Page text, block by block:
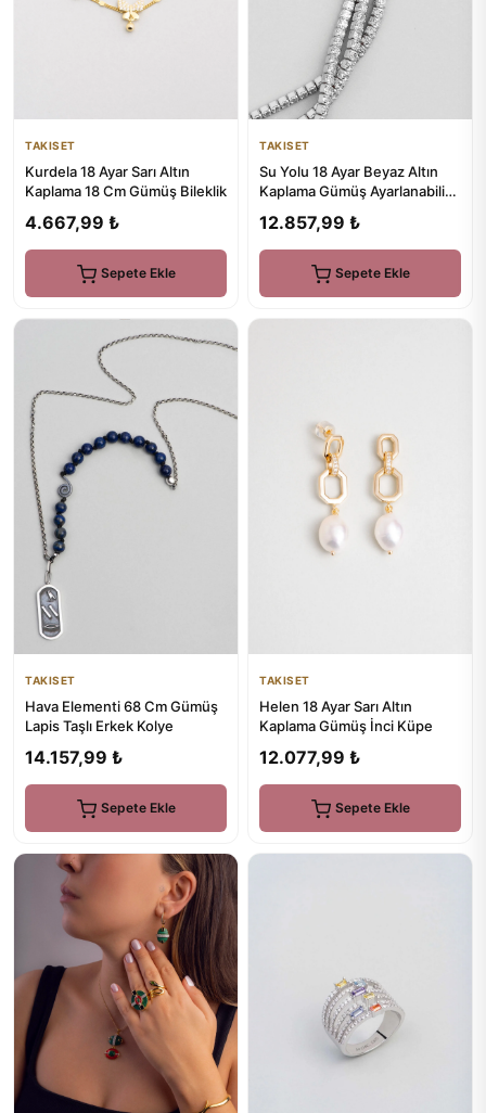
TAKISET
Kurdela 18 Ayar Sarı Altın
Kaplama 18 Cm Gümüş Bileklik
4.667,99 ₺
Sepete Ekle
TAKISET
Su Yolu 18 Ayar Beyaz Altın
Kaplama Gümüş Ayarlanabilir
12.857,99 ₺
Sepete Ekle
TAKISET
Hava Elementi 68 Cm Gümüş
Lapis Taşlı Erkek Kolye
14.157,99 ₺
Sepete Ekle
TAKISET
Helen 18 Ayar Sarı Altın
Kaplama Gümüş İnci Küpe
12.077,99 ₺
Sepete Ekle